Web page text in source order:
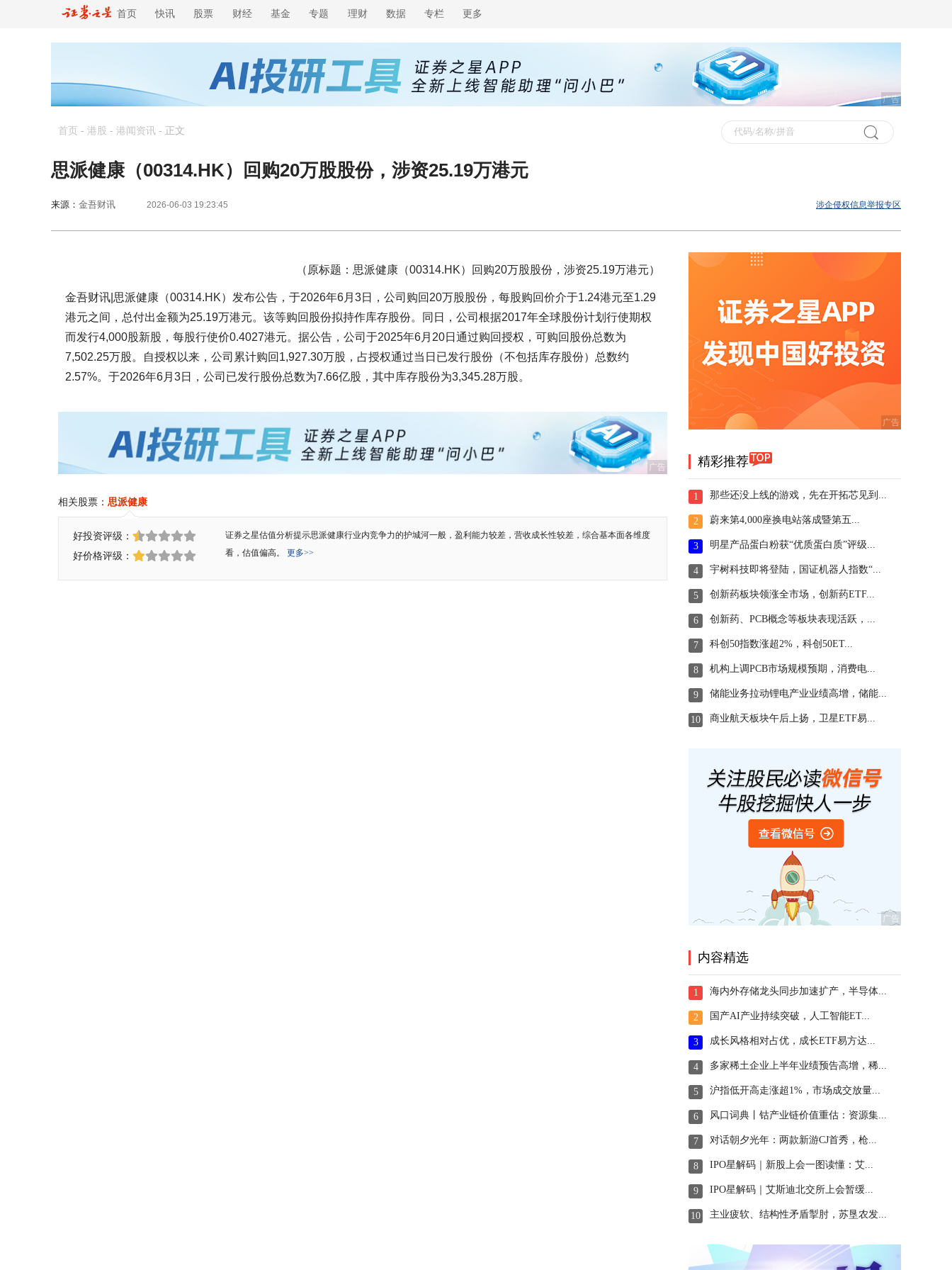
首页 快讯 股票 财经 基金 专题 理财 数据 专栏 更多
广告
首页 - 港股 - 港闻资讯 - 正文
思派健康（00314.HK）回购20万股股份，涉资25.19万港元
来源： 金吾财讯 2026-06-03 19:23:45 涉企侵权信息举报专区
（原标题：思派健康（00314.HK）回购20万股股份，涉资25.19万港元）
金吾财讯|思派健康（00314.HK）发布公告，于2026年6月3日，公司购回20万股股份，每股购回价介于1.24港元至1.29
港元之间，总付出金额为25.19万港元。该等购回股份拟持作库存股份。同日，公司根据2017年全球股份计划行使期权
而发行4,000股新股，每股行使价0.4027港元。据公告，公司于2025年6月20日通过购回授权，可购回股份总数为
7,502.25万股。自授权以来，公司累计购回1,927.30万股，占授权通过当日已发行股份（不包括库存股份）总数约
2.57%。于2026年6月3日，公司已发行股份总数为7.66亿股，其中库存股份为3,345.28万股。
广告
相关股票： 思派健康
好投资评级：
好价格评级：
证券之星估值分析提示思派健康行业内竞争力的护城河一般，盈利能力较差，营收成长性较差，综合基本面各维度
看，估值偏高。 更多>>
精彩推荐
1 那些还没上线的游戏，先在开拓芯见到...
2 蔚来第4,000座换电站落成暨第五...
3 明星产品蛋白粉获“优质蛋白质”评级...
4 宇树科技即将登陆，国证机器人指数“...
5 创新药板块领涨全市场，创新药ETF...
6 创新药、PCB概念等板块表现活跃，...
7 科创50指数涨超2%，科创50ET...
8 机构上调PCB市场规模预期，消费电...
9 储能业务拉动锂电产业业绩高增，储能...
10 商业航天板块午后上扬，卫星ETF易...
内容精选
1 海内外存储龙头同步加速扩产，半导体...
2 国产AI产业持续突破，人工智能ET...
3 成长风格相对占优，成长ETF易方达...
4 多家稀土企业上半年业绩预告高增，稀...
5 沪指低开高走涨超1%，市场成交放量...
6 风口词典丨钴产业链价值重估：资源集...
7 对话朝夕光年：两款新游CJ首秀，枪...
8 IPO星解码｜新股上会一图读懂：艾...
9 IPO星解码｜艾斯迪北交所上会暂缓...
10 主业疲软、结构性矛盾掣肘，苏垦农发...